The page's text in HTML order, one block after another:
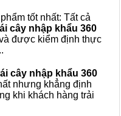
tốt nhất: Tất cả
cây nhập khẩu 360
được kiểm định thực
cây nhập khẩu 360
nhưng khẳng định
khi khách hàng trải